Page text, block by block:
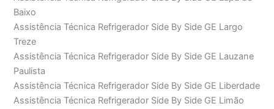
Baixo
Assistência Técnica Refrigerador Side By Side GE Largo
Treze
Assistência Técnica Refrigerador Side By Side GE Lauzane
Paulista
Assistência Técnica Refrigerador Side By Side GE Liberdade
Assistência Técnica Refrigerador Side By Side GE Limão